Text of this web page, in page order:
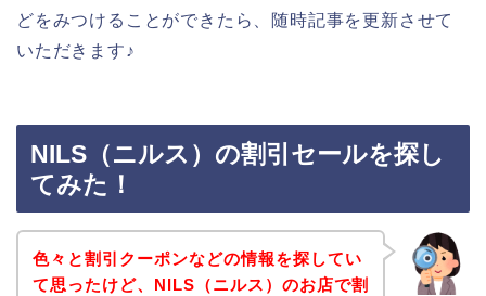
どをみつけることができたら、随時記事を更新させて
いただきます♪
NILS（ニルス）の割引セールを探し
てみた！
色々と割引クーポンなどの情報を探してい
て思ったけど、NILS（ニルス）のお店で割